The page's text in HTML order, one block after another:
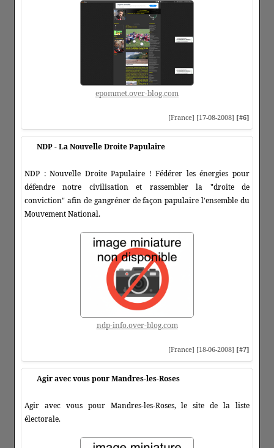
epommet.over-blog.com
[France] [17-08-2008] [#6]
NDP - La Nouvelle Droite Papulaire
NDP : Nouvelle Droite Papulaire ! Fédérer les énergies pour
défendre notre civilisation et rassembler la "droite de
conviction" afin de gangréner de façon papulaire l'ensemble du
Mouvement National.
ndp-info.over-blog.com
[France] [18-06-2008] [#7]
Agir avec vous pour Mandres-les-Roses
Agir avec vous pour Mandres-les-Roses, le site de la liste
électorale.